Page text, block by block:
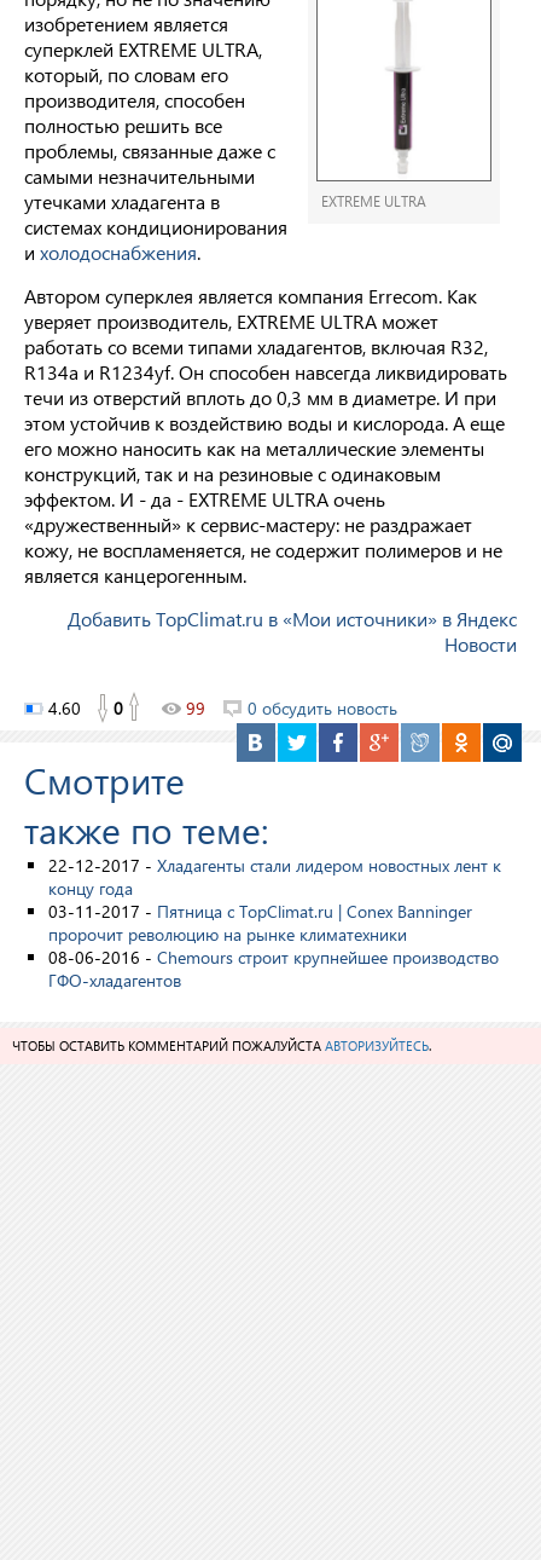
EXTREME ULTRA
изобретением является
суперклей EXTREME ULTRA,
который, по словам его
производителя, способен
полностью решить все
проблемы, связанные даже с
самыми незначительными
утечками хладагента в
системах кондиционирования
и холодоснабжения.
Автором суперклея является компания Errecom. Как
уверяет производитель, EXTREME ULTRA может
работать со всеми типами хладагентов, включая R32,
R134a и R1234yf. Он способен навсегда ликвидировать
течи из отверстий вплоть до 0,3 мм в диаметре. И при
этом устойчив к воздействию воды и кислорода. А еще
его можно наносить как на металлические элементы
конструкций, так и на резиновые с одинаковым
эффектом. И - да - EXTREME ULTRA очень
«дружественный» к сервис-мастеру: не раздражает
кожу, не воспламеняется, не содержит полимеров и не
является канцерогенным.
Добавить TopClimat.ru в «Мои источники» в Яндекс
Новости
4.60 0 99 0 обсудить новость
Смотрите
также по теме:
22-12-2017 - Хладагенты стали лидером новостных лент к
концу года
03-11-2017 - Пятница с TopClimat.ru | Conex Banninger
пророчит революцию на рынке климатехники
08-06-2016 - Chemours строит крупнейшее производство
ГФО-хладагентов
ЧТОБЫ ОСТАВИТЬ КОММЕНТАРИЙ ПОЖАЛУЙСТА АВТОРИЗУЙТЕСЬ.